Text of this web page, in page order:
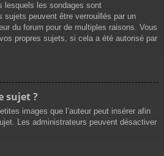
lesquels les sondages sont
sujets peuvent être verrouillés par un
du forum pour de multiples raisons. Vous
propres sujets, si cela a été autorisé par
sujet ?
images que l’auteur peut insérer afin
Les administrateurs peuvent désactiver